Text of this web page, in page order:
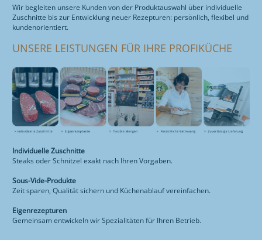
FOTOGALERIE
ANREISE
RESTAURANT
ENGLISH
WISSENWERTES
FRÜHSTÜCK
MITTAGSMENÜ & AKTIONEN
SPEISENANGEBOT
WURSTTORTE
SCHULBUFFET
FEIERN
TIERGARTEN
KONTAKT
ZERTIFIZIERUNG
OFFENE STELLEN
IMPRESSUM
ONLINE-SHOP
Wir begleiten unsere Kunden von der Produktauswahl über individuelle
Zuschnitte bis zur Entwicklung neuer Rezepturen: persönlich, flexibel und
kundenorientiert.
UNSERE LEISTUNGEN FÜR IHRE PROFIKÜCHE
Individuelle Zuschnitte
Steaks oder Schnitzel exakt nach Ihren Vorgaben.
Sous-Vide-Produkte
Zeit sparen, Qualität sichern und Küchenablauf vereinfachen.
Eigenrezepturen
Gemeinsam entwickeln wir Spezialitäten für Ihren Betrieb.